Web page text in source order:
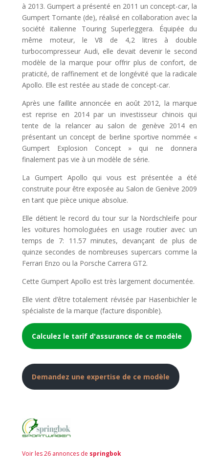
à 2013. Gumpert a présenté en 2011 un concept-car, la
Gumpert Tornante (de), réalisé en collaboration avec la
société italienne Touring Superleggera. Équipée du
même moteur, le V8 de 4,2 litres à double
turbocompresseur Audi, elle devait devenir le second
modèle de la marque pour offrir plus de confort, de
praticité, de raffinement et de longévité que la radicale
Apollo. Elle est restée au stade de concept-car.
Après une faillite annoncée en août 2012, la marque
est reprise en 2014 par un investisseur chinois qui
tente de la relancer au salon de genève 2014 en
présentant un concept de berline sportive nommée «
Gumpert Explosion Concept » qui ne donnera
finalement pas vie à un modèle de série.
La Gumpert Apollo qui vous est présentée a été
construite pour être exposée au Salon de Genève 2009
en tant que pièce unique absolue.
Elle détient le record du tour sur la Nordschleife pour
les voitures homologuées en usage routier avec un
temps de 7: 11.57 minutes, devançant de plus de
quinze secondes de nombreuses supercars comme la
Ferrari Enzo ou la Porsche Carrera GT2.
Cette Gumpert Apollo est très largement documentée.
Elle vient d’être totalement révisée par Hasenbichler le
spécialiste de la marque (facture disponible).
Calculez le tarif d'assurance de ce modèle
Demandez une expertise de ce modèle
Voir les 26 annonces de springbok